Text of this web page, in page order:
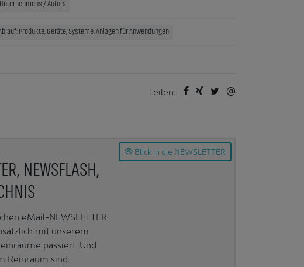
/ Autors
Produkte, Geräte, Systeme, Anlagen für Anwendungen
Teilen:
Blick in die NEWSLETTER
NEWSFLASH,
eMail-NEWSLETTER
mit unserem
passiert. Und
Reinraum sind.